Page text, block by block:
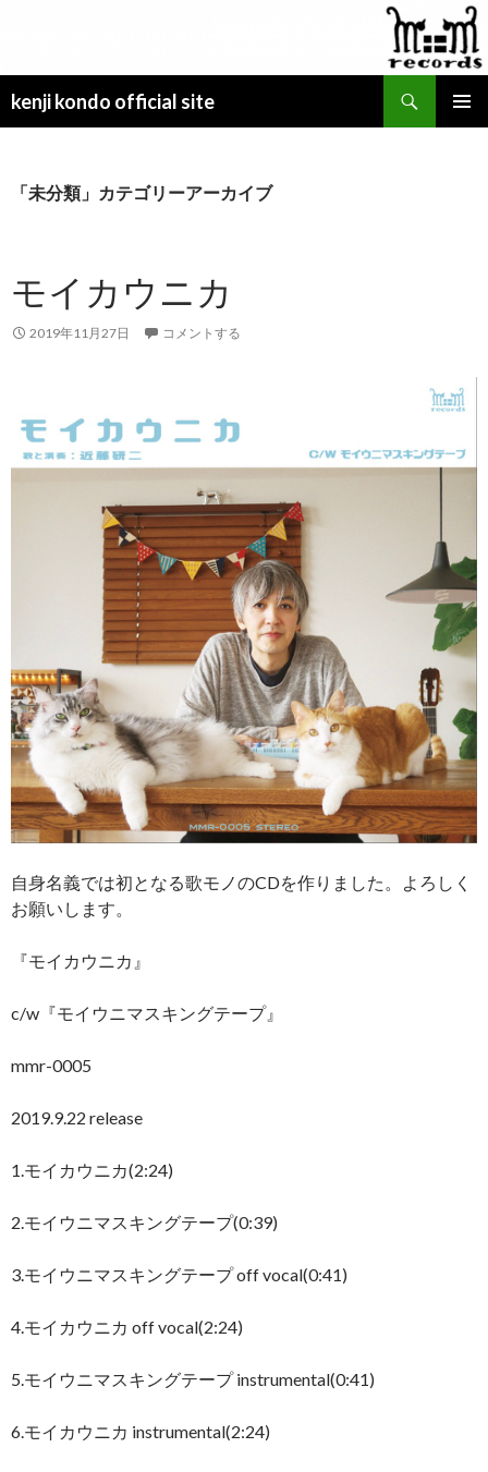
kenji kondo official site
索
ン
キ
ッ
プ
「未分類」カテゴリーアーカイブ
モイカウニカ
2019年11月27日 コメントする
自身名義では初となる歌モノのCDを作りました。よろしく
お願いします。
『モイカウニカ』
c/w『モイウニマスキングテープ』
mmr-0005
2019.9.22 release
1.モイカウニカ(2:24)
2.モイウニマスキングテープ(0:39)
3.モイウニマスキングテープ off vocal(0:41)
4.モイカウニカ off vocal(2:24)
5.モイウニマスキングテープ instrumental(0:41)
6.モイカウニカ instrumental(2:24)